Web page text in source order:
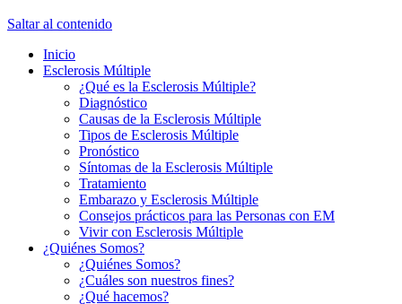
Saltar al contenido
Inicio
Esclerosis Múltiple
¿Qué es la Esclerosis Múltiple?
Diagnóstico
Causas de la Esclerosis Múltiple
Tipos de Esclerosis Múltiple
Pronóstico
Síntomas de la Esclerosis Múltiple
Tratamiento
Embarazo y Esclerosis Múltiple
Consejos prácticos para las Personas con EM
Vivir con Esclerosis Múltiple
¿Quiénes Somos?
¿Quiénes Somos?
¿Cuáles son nuestros fines?
¿Qué hacemos?